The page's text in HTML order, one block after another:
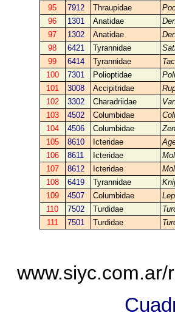
95
7912 Thraupidae
96
1301 Anatidae
97
1302 Anatidae
98
6421 Tyrannidae
99
6414 Tyrannidae
100
7301 Polioptidae
101
3008 Accipitridae
102
3302 Charadriidae
103
4502 Columbidae
104
4506 Columbidae
105
8610 Icteridae
106
8611 Icteridae
107
8612 Icteridae
108
6419 Tyrannidae
109
4507 Columbidae
110
7502 Turdidae
111
7501 Turdidae